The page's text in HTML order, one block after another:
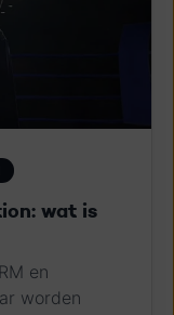
wat is
en
worden